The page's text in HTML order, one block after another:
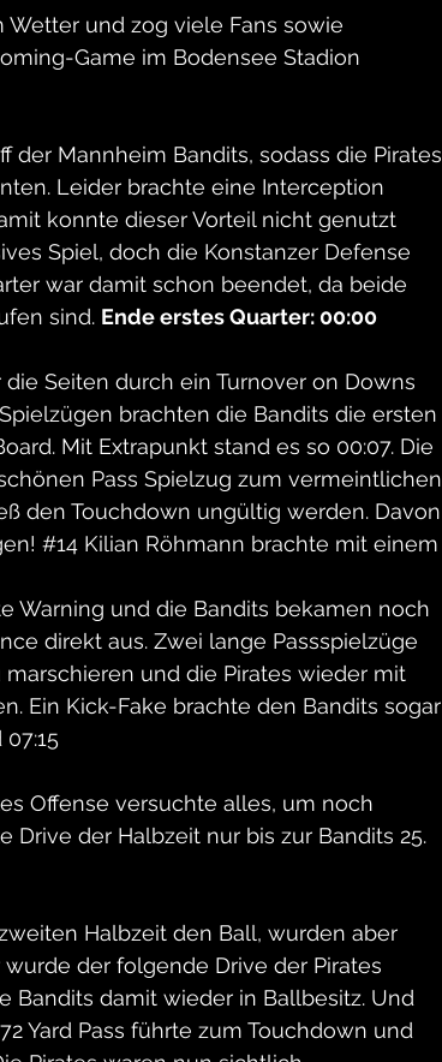
und zog viele Fans sowie
Game im Bodensee Stadion
Mannheim Bandits, sodass die Pirates
Leider brachte eine Interception
konnte dieser Vorteil nicht genutzt
Spiel, doch die Konstanzer Defense
war damit schon beendet, da beide
sind. Ende erstes Quarter: 00:00
Seiten durch ein Turnover on Downs
brachten die Bandits die ersten
Mit Extrapunkt stand es so 00:07. Die
Pass Spielzug zum vermeintlichen
den Touchdown ungültig werden. Davon
#14 Kilian Röhmann brachte mit einem
Warning und die Bandits bekamen noch
direkt aus. Zwei lange Passspielzüge
und die Pirates wieder mit
Ein Kick-Fake brachte den Bandits sogar
Offense versuchte alles, um noch
der Halbzeit nur bis zur Bandits 25.
Halbzeit den Ball, wurden aber
der folgende Drive der Pirates
damit wieder in Ballbesitz. Und
Yard Pass führte zum Touchdown und